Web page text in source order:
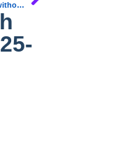
Diabetes and insulin levels can be controlled in patients without a pancreas. Journal HPB Surgery.